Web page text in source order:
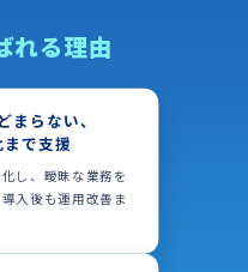
れる理由
まらない、
で支援
し、曖昧な業務を
入後も運用改善ま